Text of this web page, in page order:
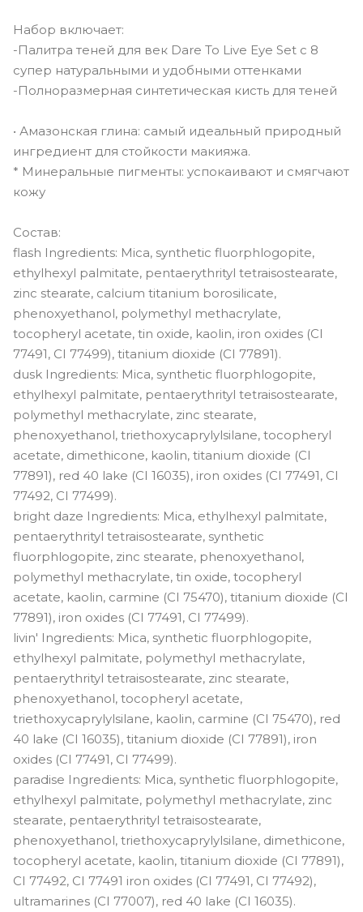
Набор включает:
-Палитра теней для век Dare To Live Eye Set с 8
супер натуральными и удобными оттенками
-Полноразмерная синтетическая кисть для теней
• Амазонская глина: самый идеальный природный
ингредиент для стойкости макияжа.
* Минеральные пигменты: успокаивают и смягчают
кожу
Состав:
flash Ingredients: Mica, synthetic fluorphlogopite,
ethylhexyl palmitate, pentaerythrityl tetraisostearate,
zinc stearate, calcium titanium borosilicate,
phenoxyethanol, polymethyl methacrylate,
tocopheryl acetate, tin oxide, kaolin, iron oxides (CI
77491, CI 77499), titanium dioxide (CI 77891).
dusk Ingredients: Mica, synthetic fluorphlogopite,
ethylhexyl palmitate, pentaerythrityl tetraisostearate,
polymethyl methacrylate, zinc stearate,
phenoxyethanol, triethoxycaprylylsilane, tocopheryl
acetate, dimethicone, kaolin, titanium dioxide (CI
77891), red 40 lake (CI 16035), iron oxides (CI 77491, CI
77492, CI 77499).
bright daze Ingredients: Mica, ethylhexyl palmitate,
pentaerythrityl tetraisostearate, synthetic
fluorphlogopite, zinc stearate, phenoxyethanol,
polymethyl methacrylate, tin oxide, tocopheryl
acetate, kaolin, carmine (CI 75470), titanium dioxide (CI
77891), iron oxides (CI 77491, CI 77499).
livin' Ingredients: Mica, synthetic fluorphlogopite,
ethylhexyl palmitate, polymethyl methacrylate,
pentaerythrityl tetraisostearate, zinc stearate,
phenoxyethanol, tocopheryl acetate,
triethoxycaprylylsilane, kaolin, carmine (CI 75470), red
40 lake (CI 16035), titanium dioxide (CI 77891), iron
oxides (CI 77491, CI 77499).
paradise Ingredients: Mica, synthetic fluorphlogopite,
ethylhexyl palmitate, polymethyl methacrylate, zinc
stearate, pentaerythrityl tetraisostearate,
phenoxyethanol, triethoxycaprylylsilane, dimethicone,
tocopheryl acetate, kaolin, titanium dioxide (CI 77891),
CI 77492, CI 77491 iron oxides (CI 77491, CI 77492),
ultramarines (CI 77007), red 40 lake (CI 16035).